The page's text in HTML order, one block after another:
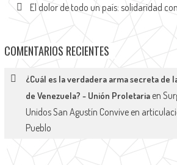
El dolor de todo un país: solidaridad
COMENTARIOS RECIENTES
¿Cuál es la verdadera arma secreta de
de Venezuela? - Unión Proletariaen
Unidos San Agustín Convive en
Pueblo